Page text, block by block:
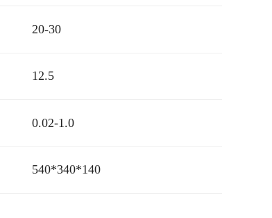
20-30
12.5
0.02-1.0
540*340*140